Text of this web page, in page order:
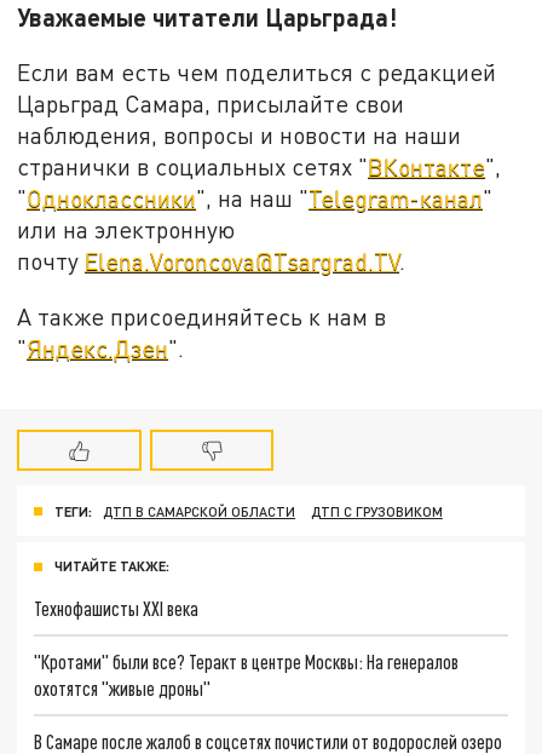
Уважаемые читатели Царьграда!
Если вам есть чем поделиться с редакцией
Царьград Самара, присылайте свои
наблюдения, вопросы и новости на наши
странички в социальных сетях "ВКонтакте",
"Одноклассники", на наш "Telegram-канал"
или на электронную
почту Elena.Voroncova@Tsargrad.TV.
А также присоединяйтесь к нам в
"Яндекс.Дзен".
ТЕГИ: ДТП В САМАРСКОЙ ОБЛАСТИ ДТП С ГРУЗОВИКОМ
ЧИТАЙТЕ ТАКЖЕ:
Технофашисты XXI века
"Кротами" были все? Теракт в центре Москвы: На генералов
охотятся "живые дроны"
В Самаре после жалоб в соцсетях почистили от водорослей озеро